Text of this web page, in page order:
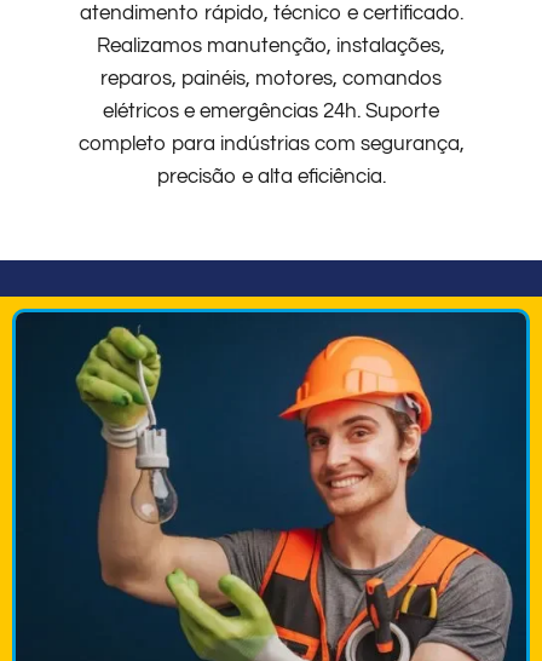
atendimento rápido, técnico e certificado.
Realizamos manutenção, instalações,
reparos, painéis, motores, comandos
elétricos e emergências 24h. Suporte
completo para indústrias com segurança,
precisão e alta eficiência.